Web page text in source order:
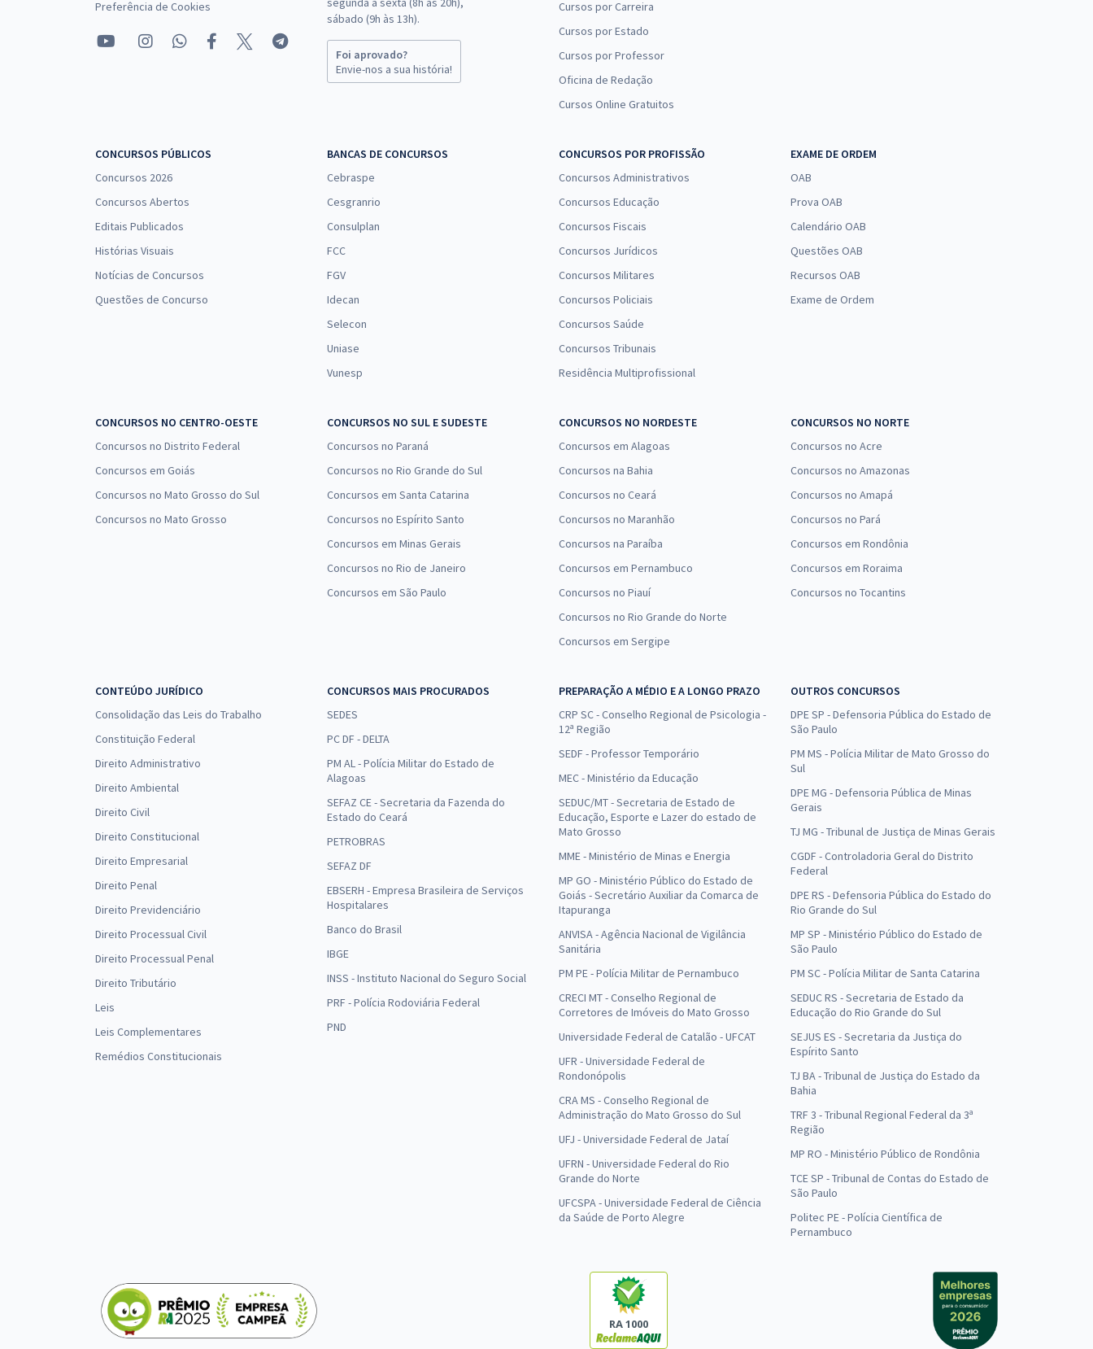
Preferência de Cookies
sábado (9h às 13h).
Foi aprovado?
Envie-nos a sua história!
Cursos por Carreira
Cursos por Estado
Cursos por Professor
Oficina de Redação
Cursos Online Gratuitos
CONCURSOS PÚBLICOS
Concursos 2026
Concursos Abertos
Editais Publicados
Histórias Visuais
Notícias de Concursos
Questões de Concurso
BANCAS DE CONCURSOS
Cebraspe
Cesgranrio
Consulplan
FCC
FGV
Idecan
Selecon
Uniase
Vunesp
CONCURSOS POR PROFISSÃO
Concursos Administrativos
Concursos Educação
Concursos Fiscais
Concursos Jurídicos
Concursos Militares
Concursos Policiais
Concursos Saúde
Concursos Tribunais
Residência Multiprofissional
EXAME DE ORDEM
OAB
Prova OAB
Calendário OAB
Questões OAB
Recursos OAB
Exame de Ordem
CONCURSOS NO CENTRO-OESTE
Concursos no Distrito Federal
Concursos em Goiás
Concursos no Mato Grosso do Sul
Concursos no Mato Grosso
CONCURSOS NO SUL E SUDESTE
Concursos no Paraná
Concursos no Rio Grande do Sul
Concursos em Santa Catarina
Concursos no Espírito Santo
Concursos em Minas Gerais
Concursos no Rio de Janeiro
Concursos em São Paulo
CONCURSOS NO NORDESTE
Concursos em Alagoas
Concursos na Bahia
Concursos no Ceará
Concursos no Maranhão
Concursos na Paraíba
Concursos em Pernambuco
Concursos no Piauí
Concursos no Rio Grande do Norte
Concursos em Sergipe
CONCURSOS NO NORTE
Concursos no Acre
Concursos no Amazonas
Concursos no Amapá
Concursos no Pará
Concursos em Rondônia
Concursos em Roraima
Concursos no Tocantins
CONTEÚDO JURÍDICO
Consolidação das Leis do Trabalho
Constituição Federal
Direito Administrativo
Direito Ambiental
Direito Civil
Direito Constitucional
Direito Empresarial
Direito Penal
Direito Previdenciário
Direito Processual Civil
Direito Processual Penal
Direito Tributário
Leis
Leis Complementares
Remédios Constitucionais
CONCURSOS MAIS PROCURADOS
SEDES
PC DF - DELTA
PM AL - Polícia Militar do Estado de
Alagoas
SEFAZ CE - Secretaria da Fazenda do
Estado do Ceará
PETROBRAS
SEFAZ DF
EBSERH - Empresa Brasileira de Serviços
Hospitalares
Banco do Brasil
IBGE
INSS - Instituto Nacional do Seguro Social
PRF - Polícia Rodoviária Federal
PND
PREPARAÇÃO A MÉDIO E A LONGO PRAZO
CRP SC - Conselho Regional de Psicologia -
12ª Região
SEDF - Professor Temporário
MEC - Ministério da Educação
SEDUC/MT - Secretaria de Estado de
Educação, Esporte e Lazer do estado de
Mato Grosso
MME - Ministério de Minas e Energia
MP GO - Ministério Público do Estado de
Goiás - Secretário Auxiliar da Comarca de
Itapuranga
ANVISA - Agência Nacional de Vigilância
Sanitária
PM PE - Polícia Militar de Pernambuco
CRECI MT - Conselho Regional de
Corretores de Imóveis do Mato Grosso
Universidade Federal de Catalão - UFCAT
UFR - Universidade Federal de
Rondonópolis
CRA MS - Conselho Regional de
Administração do Mato Grosso do Sul
UFJ - Universidade Federal de Jataí
UFRN - Universidade Federal do Rio
Grande do Norte
UFCSPA - Universidade Federal de Ciência
da Saúde de Porto Alegre
OUTROS CONCURSOS
DPE SP - Defensoria Pública do Estado de
São Paulo
PM MS - Polícia Militar de Mato Grosso do
Sul
DPE MG - Defensoria Pública de Minas
Gerais
TJ MG - Tribunal de Justiça de Minas Gerais
CGDF - Controladoria Geral do Distrito
Federal
DPE RS - Defensoria Pública do Estado do
Rio Grande do Sul
MP SP - Ministério Público do Estado de
São Paulo
PM SC - Polícia Militar de Santa Catarina
SEDUC RS - Secretaria de Estado da
Educação do Rio Grande do Sul
SEJUS ES - Secretaria da Justiça do
Espírito Santo
TJ BA - Tribunal de Justiça do Estado da
Bahia
TRF 3 - Tribunal Regional Federal da 3ª
Região
MP RO - Ministério Público de Rondônia
TCE SP - Tribunal de Contas do Estado de
São Paulo
Politec PE - Polícia Científica de
Pernambuco
RA 1000